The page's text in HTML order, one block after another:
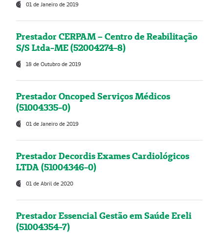
01 de Janeiro de 2019
Prestador CERPAM – Centro de Reabilitação
S/S Ltda-ME (52004274-8)
18 de Outubro de 2019
Prestador Oncoped Serviços Médicos
(51004335-0)
01 de Janeiro de 2019
Prestador Decordis Exames Cardiológicos
LTDA (51004346-0)
01 de Abril de 2020
Prestador Essencial Gestão em Saúde Ereli
(51004354-7)